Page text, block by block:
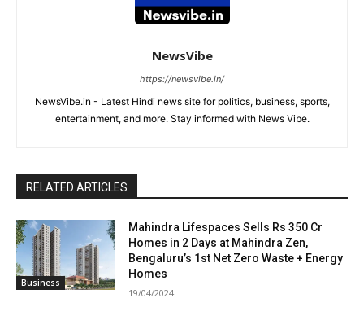
NewsVibe
https://newsvibe.in/
NewsVibe.in - Latest Hindi news site for politics, business, sports,
entertainment, and more. Stay informed with News Vibe.
RELATED ARTICLES
Business
Mahindra Lifespaces Sells Rs 350 Cr
Homes in 2 Days at Mahindra Zen,
Bengaluru’s 1st Net Zero Waste + Energy
Homes
19/04/2024